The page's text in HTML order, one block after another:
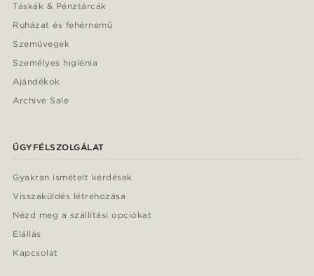
Táskák & Pénztárcák
Ruházat és fehérnemű
Szemüvegek
Személyes higiénia
Ajándékok
Archive Sale
ÜGYFÉLSZOLGÁLAT
Gyakran ismételt kérdések
Visszaküldés létrehozása
Nézd meg a szállítási opciókat
Elállás
Kapcsolat